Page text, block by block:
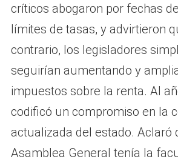
críticos abogaron por fechas
límites de tasas, y advirtieron
contrario, los legisladores
seguirían aumentando y
impuestos sobre la renta. Al
codificó un compromiso en la
actualizada del estado. Aclaró
Asamblea General tenía la